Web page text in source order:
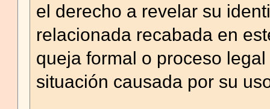
el derecho a revelar su
relacionada recabada en
queja formal o proceso
situación causada por su